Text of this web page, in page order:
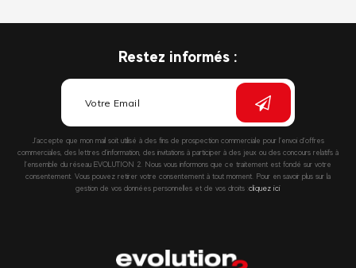
Restez informés :
J’accepte que mon mail soit utilisé à des fins de prospection commerciale pour l’envoi d’offres
commerciales, des lettres d’information, des invitations à participer à des jeux ou des concours relatifs à
l’ensemble du réseau EVOLUTION 2. Nous vous informons que ce traitement est fondé sur votre
consentement. Vous pouvez retirer votre consentement à tout moment. Pour en savoir plus sur la
gestion de vos données personnelles et de vos droits :cliquez ici